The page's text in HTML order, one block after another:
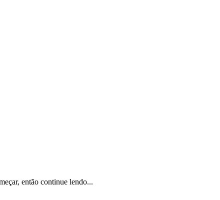
então continue lendo...